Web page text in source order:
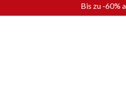
Bis zu -60%